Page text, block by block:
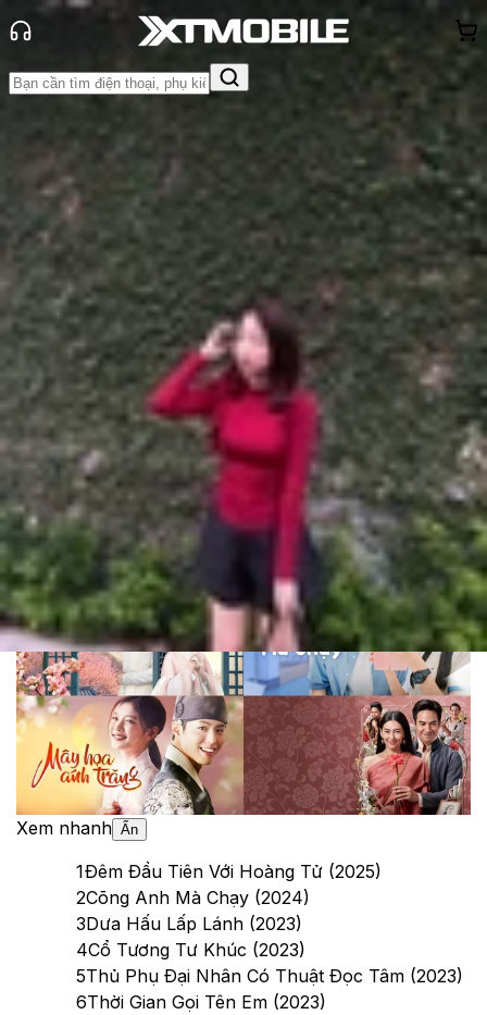
Tin tức
App - Game
Tin Mới
Đánh Giá - Trên Tay So Sánh Tư vấn
Khuyến
mãiThủ thuật Hỏi đáp App - Game Thông báo
Khách
hàng - Sự kiện
Tổng hợp 35+ phim xuyên không
cực kỳ hấp dẫn, đáng xem nhất
hiện nay
Anh Thư
Ngày đăng: 03/10/2025
Cập nhật:
03/10/2025
Theo dõi XTMobile trên
Xem nhanh Ẩn
1Đêm Đầu Tiên Với Hoàng Tử (2025)
2Cõng Anh Mà Chạy (2024)
3Dưa Hấu Lấp Lánh (2023)
4Cổ Tương Tư Khúc (2023)
5Thủ Phụ Đại Nhân Có Thuật Đọc Tâm (2023)
6Thời Gian Gọi Tên Em (2023)